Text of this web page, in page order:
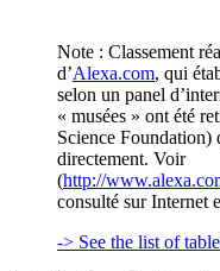
Note : Classement
d’Alexa.com, qui
selon un panel
« musées » ont été
Science Foundation)
directement. Voir
(http://
consulté sur Internet
-> See the list of